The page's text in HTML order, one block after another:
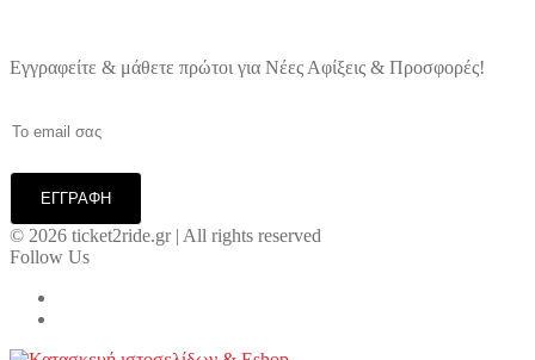
Εγγραφείτε & μάθετε πρώτοι για Νέες Αφίξεις & Προσφορές!
© 2026 ticket2ride.gr | All rights reserved
Follow Us